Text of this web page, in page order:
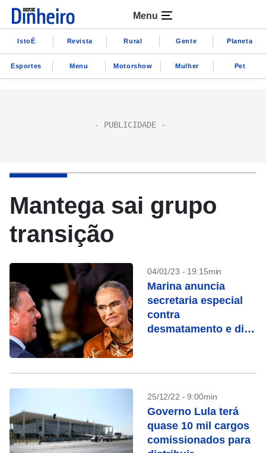
Menu
IstoÉ Revista Rural Gente Planeta
Esportes Menu Motorshow Mulher Pet
Mantega sai grupo
transição
04/01/23 - 19:15min
Marina anuncia
secretaria especial
contra
desmatamento e diz
Brasil
25/12/22 - 9:00min
Governo Lula terá
quase 10 mil cargos
comissionados para